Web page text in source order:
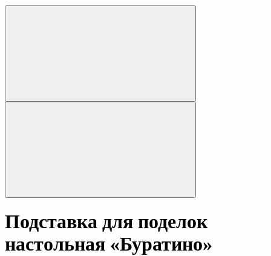
Подставка для поделок
настольная «Буратино»